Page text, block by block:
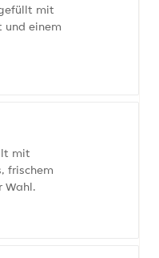
mit
und einem
mit
frischem
Wahl.